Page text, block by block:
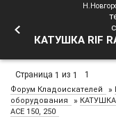
Страница 1 из 1 1
Форум Кладоискателей »
оборудования
» КАТУШКА
ACE 150, 250